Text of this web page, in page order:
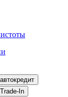
на автокредит
на Trade-In